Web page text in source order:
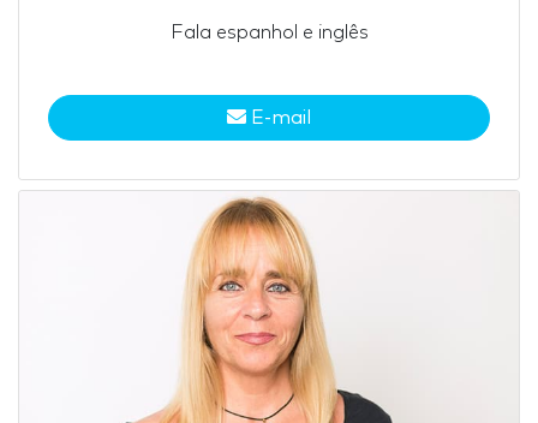
Fala espanhol e inglês
E-mail